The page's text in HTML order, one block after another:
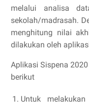
melalui analisa
sekolah/madrasah.
menghitung nilai
dilakukan oleh
Aplikasi Sispena
berikut
Untuk